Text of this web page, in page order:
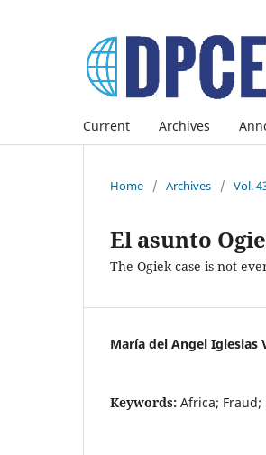
Current Archives
Home / Archives / Vol.
El asunto
The Ogiek case is not
María del Angel Iglesias
Keywords: Africa; Fraud;